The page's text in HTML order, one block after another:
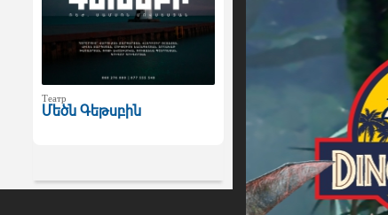
Театр
Մեծն Գեթսբին